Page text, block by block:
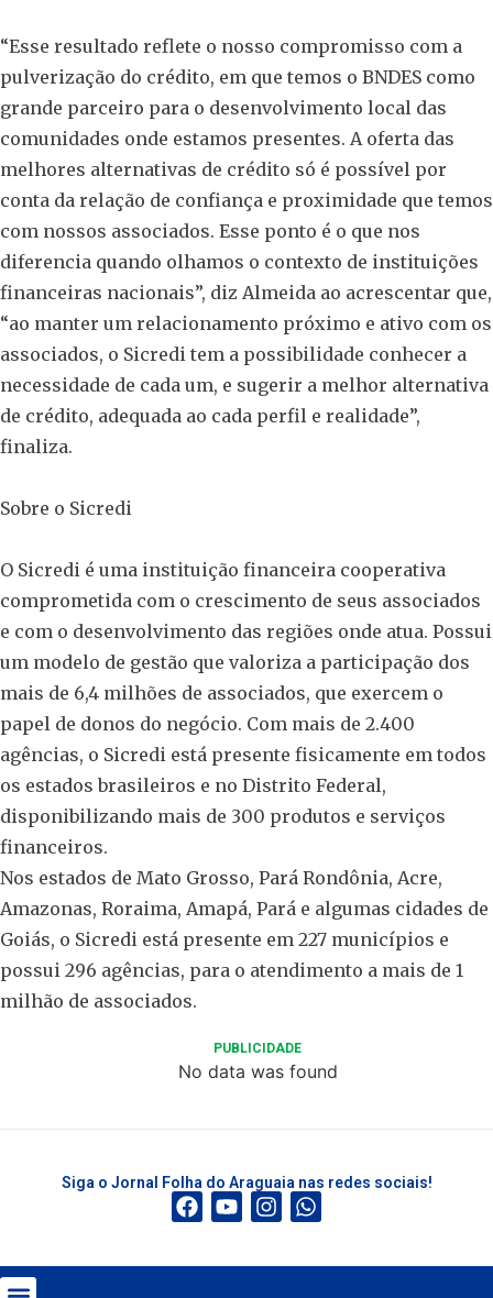
“Esse resultado reflete o nosso compromisso com a
pulverização do crédito, em que temos o BNDES como
grande parceiro para o desenvolvimento local das
comunidades onde estamos presentes. A oferta das
melhores alternativas de crédito só é possível por
conta da relação de confiança e proximidade que temos
com nossos associados. Esse ponto é o que nos
diferencia quando olhamos o contexto de instituições
financeiras nacionais”, diz Almeida ao acrescentar que,
“ao manter um relacionamento próximo e ativo com os
associados, o Sicredi tem a possibilidade conhecer a
necessidade de cada um, e sugerir a melhor alternativa
de crédito, adequada ao cada perfil e realidade”,
finaliza.
Sobre o Sicredi
O Sicredi é uma instituição financeira cooperativa
comprometida com o crescimento de seus associados
e com o desenvolvimento das regiões onde atua. Possui
um modelo de gestão que valoriza a participação dos
mais de 6,4 milhões de associados, que exercem o
papel de donos do negócio. Com mais de 2.400
agências, o Sicredi está presente fisicamente em todos
os estados brasileiros e no Distrito Federal,
disponibilizando mais de 300 produtos e serviços
financeiros.
Nos estados de Mato Grosso, Pará Rondônia, Acre,
Amazonas, Roraima, Amapá, Pará e algumas cidades de
Goiás, o Sicredi está presente em 227 municípios e
possui 296 agências, para o atendimento a mais de 1
milhão de associados.
PUBLICIDADE
No data was found
Siga o Jornal Folha do Araguaia nas redes sociais!